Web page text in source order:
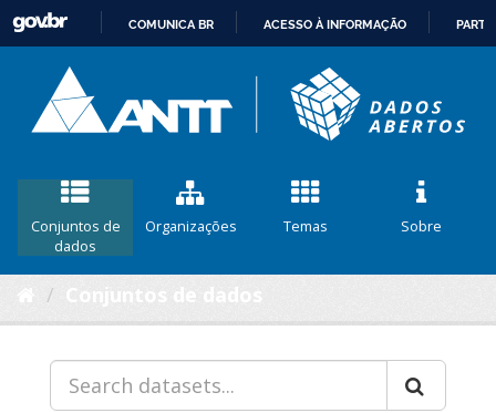
CONTEÚDO
COMUNICA BR ACESSO À INFORMAÇÃO
Conjuntos de
dados
Organizações Temas Sobre